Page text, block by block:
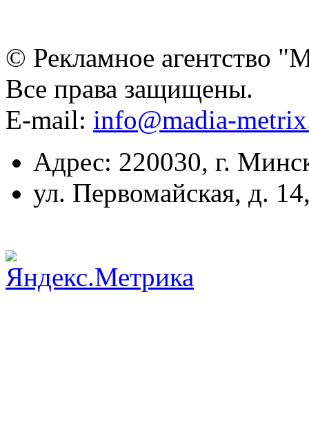
© Рекламное агентство
Все права защищены.
E-mail: info@madia-
Адрес: 220030, г.
ул. Первомайская, д.